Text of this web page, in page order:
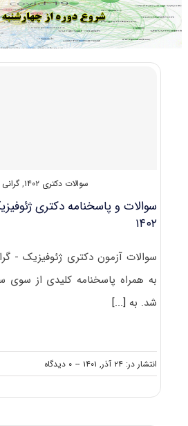
سوالات دکتری ۱۴۰۲ ,
سوالات و پاسخنامه دکتری
۱۴۰۲
به همراه پاسخنامه کلیدی از
شد. به [...]
انتشار در: ۲۴ آذر, ۱۴۰۱ -- ۰ دیدگاه
on
سوالات